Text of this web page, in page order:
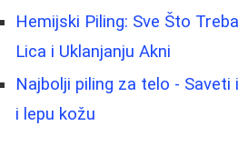
Hemijski Piling: Sve Što
Lica i Uklanjanju Akni
Najbolji piling za telo -
i lepu kožu